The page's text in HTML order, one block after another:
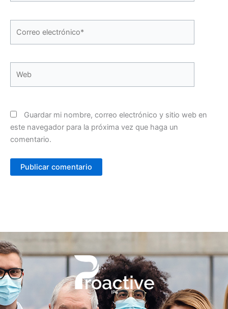
electrónico*
Guardar mi nombre, correo electrónico y sitio web en
este navegador para la próxima vez que haga un
comentario.